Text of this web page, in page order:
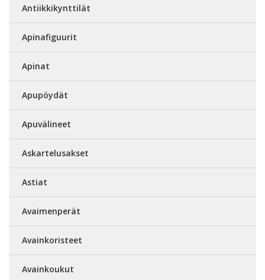
Antiikkikynttilät
Apinafiguurit
Apinat
Apupöydät
Apuvälineet
Askartelusakset
Astiat
Avaimenperät
Avainkoristeet
Avainkoukut